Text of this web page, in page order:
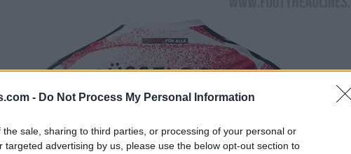
- Do Not Process My Personal Information
the sale, sharing to third parties, or processing of your personal or
targeted advertising by us, please use the below opt-out section to